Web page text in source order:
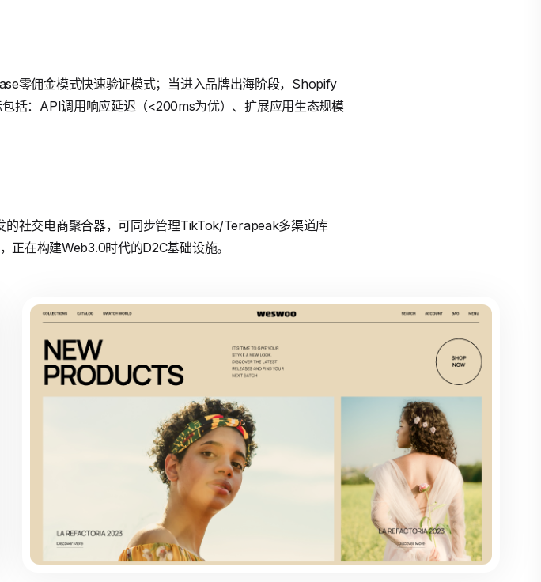
零佣金模式快速验证模式；当进入品牌出海阶段，Shopify
括：API调用响应延迟（<200ms为优）、扩展应用生态规模
社交电商聚合器，可同步管理TikTok/Terapeak多渠道库
在构建Web3.0时代的D2C基础设施。